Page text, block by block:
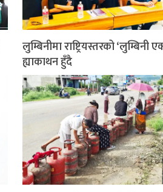
लुम्बिनीमा राष्ट्रियस्तरको ‘लुम्बिनी
ह्याकाथन हुँदै